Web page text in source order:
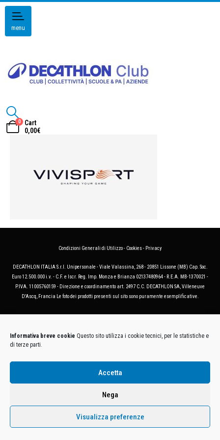
Informativa breve cookie Questo sito utilizza i cookie tecnici, per le statistiche e
di terze parti.
Accetta
Nega
Visualizza preferenze
menu
0
Cart
0,00€
Condizioni Generali di Utilizzo- Cookies- Privacy
DECATHLON ITALIA S.r.l. Unipersonale - Viale Valassina, 268 - 20851 Lissone (MB) Cap. Soc.
Euro 12.500.000 i.v. - C.F. e Iscr. Reg. Imp. Monza e Brianza 02137480964 - R.E.A. MB-1370021 -
P.IVA. 11005760159 - Direzione e coordinamento art. 2497 C.C. DECATHLON SA, Villeneuve
D'Ascq, Francia Le foto dei prodotti presenti sul sito sono puramente esemplificative.